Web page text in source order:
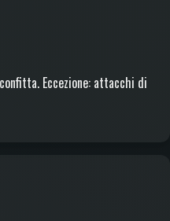
Eccezione: attacchi di